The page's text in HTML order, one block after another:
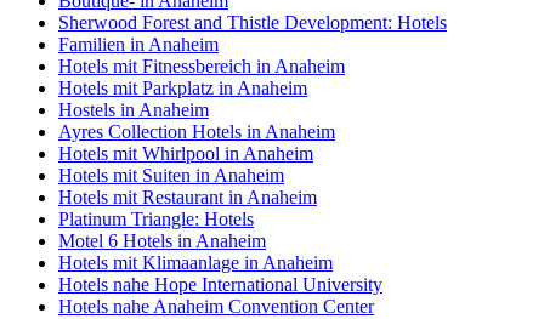
Sherwood Forest and Thistle Development: Hotels
Familien in Anaheim
Hotels mit Fitnessbereich in Anaheim
Hotels mit Parkplatz in Anaheim
Hostels in Anaheim
Ayres Collection Hotels in Anaheim
Hotels mit Whirlpool in Anaheim
Hotels mit Suiten in Anaheim
Hotels mit Restaurant in Anaheim
Platinum Triangle: Hotels
Motel 6 Hotels in Anaheim
Hotels mit Klimaanlage in Anaheim
Hotels nahe Hope International University
Hotels nahe Anaheim Convention Center